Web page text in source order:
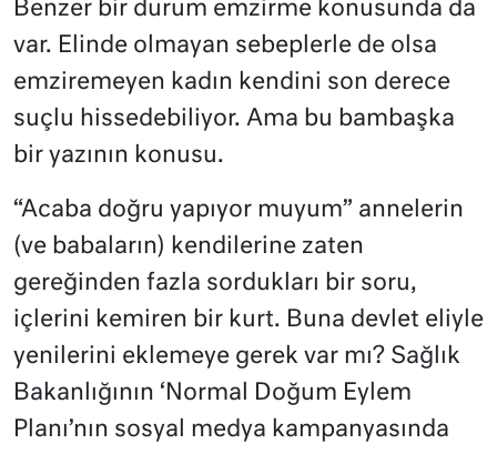
Benzer bir durum emzirme konusunda da
var. Elinde olmayan sebeplerle de olsa
emziremeyen kadın kendini son derece
suçlu hissedebiliyor. Ama bu bambaşka
bir yazının konusu.
“Acaba doğru yapıyor muyum” annelerin
(ve babaların) kendilerine zaten
gereğinden fazla sordukları bir soru,
içlerini kemiren bir kurt. Buna devlet eliyle
yenilerini eklemeye gerek var mı? Sağlık
Bakanlığının ‘Normal Doğum Eylem
Planı’nın sosyal medya kampanyasında